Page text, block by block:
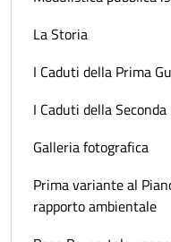
La Storia
I Caduti della Prima
I Caduti della
Galleria fotografica
Prima variante al
rapporto ambientale